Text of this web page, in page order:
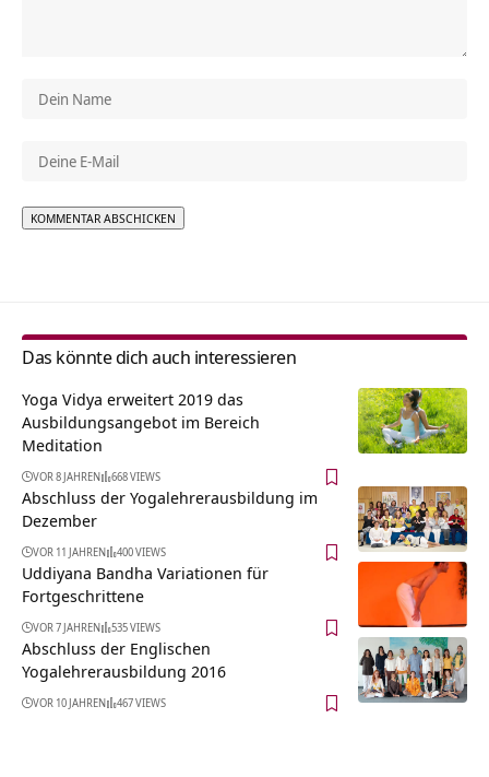
Das könnte dich auch interessieren
Yoga Vidya erweitert 2019 das
Ausbildungsangebot im Bereich
Meditation
VOR 8 JAHREN 668 VIEWS
Abschluss der Yogalehrerausbildung im
Dezember
VOR 11 JAHREN 400 VIEWS
Uddiyana Bandha Variationen für
Fortgeschrittene
VOR 7 JAHREN 535 VIEWS
Abschluss der Englischen
Yogalehrerausbildung 2016
VOR 10 JAHREN 467 VIEWS